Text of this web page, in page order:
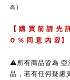
高 ）
【 購 買 前 請 先
0 % 同 意 內 容】
⚠️所有商品皆為 亞
品，若有任何疑慮